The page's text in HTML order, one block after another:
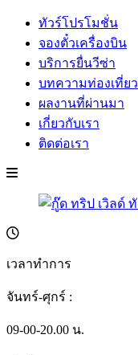
ทัวร์โปรโมชั่น
จองตั๋วเครื่องบิน
บริการยื่นวีซ่า
บทความท่องเที่ยว
ผลงานที่ผ่านมา
เกี่ยวกับเรา
ติดต่อเรา
เวลาทำการ
จันทร์-ศุกร์ :
09-00-20.00 น.